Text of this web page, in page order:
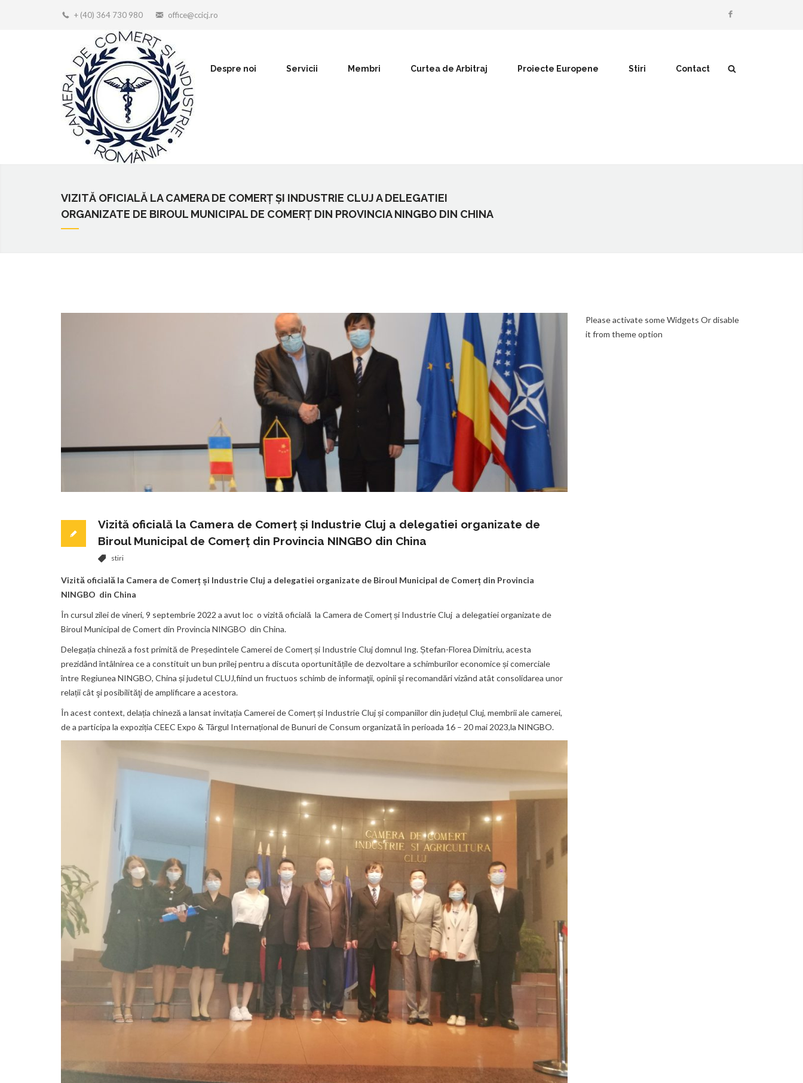
+ (40) 364 730 980 office@ccicj.ro
Despre noi Servicii Membri Curtea de Arbitraj Proiecte Europene Stiri Contact
VIZITĂ OFICIALĂ LA CAMERA DE COMERȚ ȘI INDUSTRIE CLUJ A DELEGATIEI
ORGANIZATE DE BIROUL MUNICIPAL DE COMERȚ DIN PROVINCIA NINGBO DIN CHINA
Vizită oficială la Camera de Comerț și Industrie Cluj a delegatiei organizate de
Biroul Municipal de Comerț din Provincia NINGBO din China
stiri
Vizită oficială la Camera de Comerț și Industrie Cluj a delegatiei organizate de Biroul Municipal de Comerț din Provincia
NINGBO din China
În cursul zilei de vineri, 9 septembrie 2022 a avut loc o vizită oficială la Camera de Comerț și Industrie Cluj a delegatiei organizate de
Biroul Municipal de Comert din Provincia NINGBO din China.
Delegația chineză a fost primită de Președintele Camerei de Comerț și Industrie Cluj domnul Ing. Ștefan-Florea Dimitriu, acesta
prezidând întâlnirea ce a constituit un bun prilej pentru a discuta oportunitățile de dezvoltare a schimburilor economice și comerciale
între Regiunea NINGBO, China și judetul CLUJ,fiind un fructuos schimb de informaţii, opinii şi recomandări vizând atât consolidarea unor
relații cât şi posibilităţi de amplificare a acestora.
În acest context, delația chineză a lansat invitația Camerei de Comerț și Industrie Cluj și companiilor din județul Cluj, membrii ale camerei,
de a participa la expoziția CEEC Expo & Târgul Internațional de Bunuri de Consum organizată în perioada 16 – 20 mai 2023,la NINGBO.
Please activate some Widgets Or disable
it from theme option